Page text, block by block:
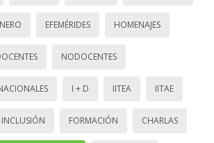
EFEMÉRIDES HOMENAJES
NODOCENTES
I + D IITEA IITAE
INCLUSIÓN FORMACIÓN CHARLAS